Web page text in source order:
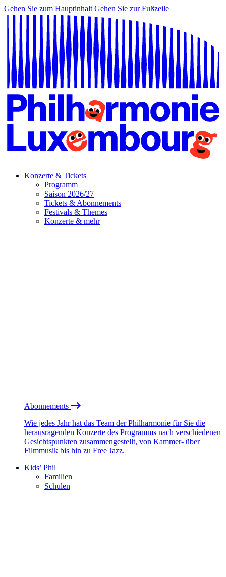
Gehen Sie zum Hauptinhalt Gehen Sie zur Fußzeile
Konzerte & Tickets
Programm
Saison 2026/27
Tickets & Abonnements
Festivals & Themes
Konzerte & mehr
Abonnements
Wie jedes Jahr hat das Team der Philharmonie für Sie die
herausragenden Konzerte des Programms nach verschiedenen
Gesichtspunkten zusammengestellt, von Kammer- über
Filmmusik bis hin zu Free Jazz.
Kids’ Phil
Familien
Schulen